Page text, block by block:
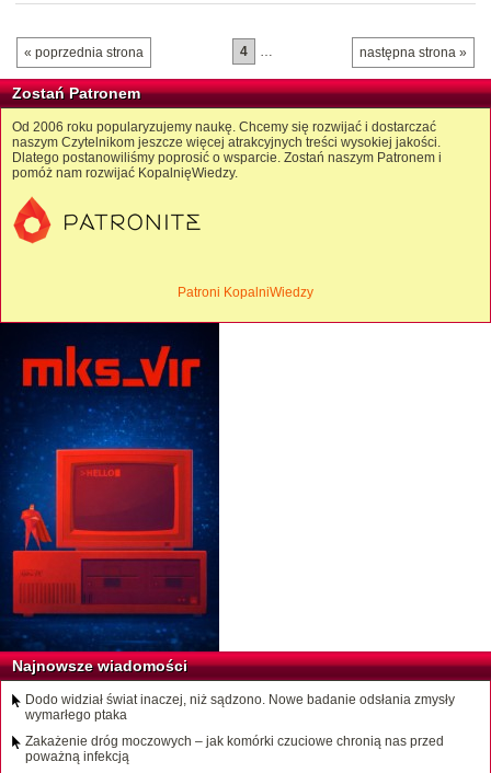
« poprzednia strona następna strona »
4 …
Zostań Patronem
Od 2006 roku popularyzujemy naukę. Chcemy się rozwijać i dostarczać
naszym Czytelnikom jeszcze więcej atrakcyjnych treści wysokiej jakości.
Dlatego postanowiliśmy poprosić o wsparcie. Zostań naszym Patronem i
pomóż nam rozwijać KopalnięWiedzy.
Patroni KopalniWiedzy
Najnowsze wiadomości
Dodo widział świat inaczej, niż sądzono. Nowe badanie odsłania zmysły
wymarłego ptaka
Zakażenie dróg moczowych – jak komórki czuciowe chronią nas przed
poważną infekcją